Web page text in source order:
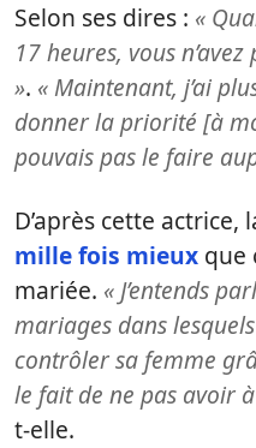
Selon ses dires : «
17 heures, vous
». « Maintenant, j’ai
donner la priorité [à
pouvais pas le faire
D’après cette actrice,
mille fois mieux que
mariée. « J’entends
mariages dans
contrôler sa femme
le fait de ne pas avoir à
t-elle.